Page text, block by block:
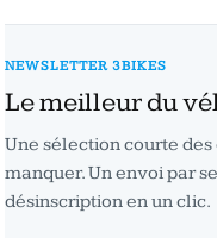
NEWSLETTER 3BIKES
Le meilleur du
Une sélection courte des
manquer. Un envoi par
désinscription en un clic.